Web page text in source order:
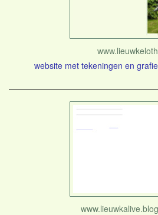
website met tekeningen en